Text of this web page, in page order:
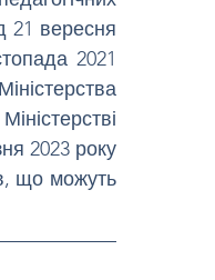
21 вересня
2021
2023 року
що можуть